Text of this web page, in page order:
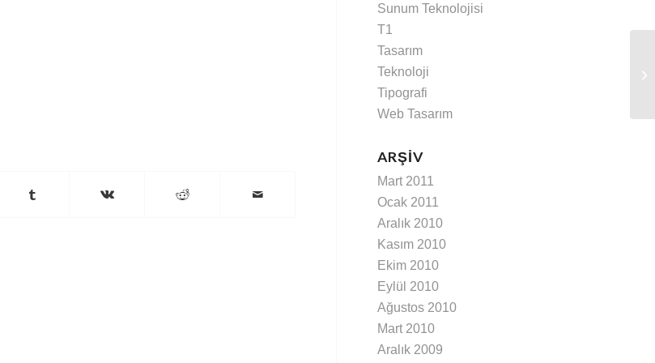
Sunum Teknolojisi
T1
Tasarım
Teknoloji
Tipografi
Web Tasarım
ARŞIV
Mart 2011
Ocak 2011
Aralık 2010
Kasım 2010
Ekim 2010
Eylül 2010
Ağustos 2010
Mart 2010
Aralık 2009